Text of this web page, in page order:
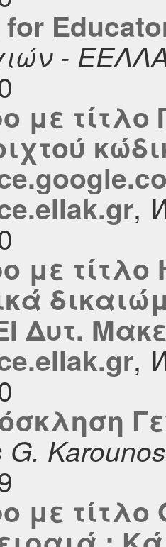
for
-
με τίτλο
,
με
Δυτ.
,
G. Karounos
με τίτλο